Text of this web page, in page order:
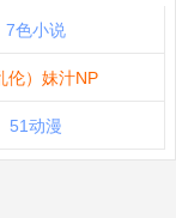
7色小说
伦）妹汁NP
51动漫